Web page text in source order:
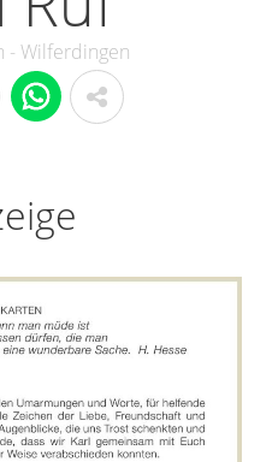
- Wilferdingen